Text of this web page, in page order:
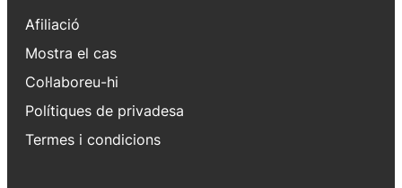
Afiliació
Mostra el cas
Col·laboreu-hi
Polítiques de privadesa
Termes i condicions